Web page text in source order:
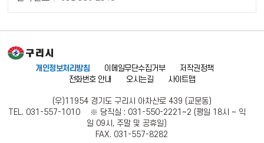
개인정보처리방침 이메일무단수집거부
저작권정책
전화번호 안내
오시는길 사이트맵
(우)11954 경기도 구리시 아차산로 439 (교문동)
TEL. 031-557-1010 ※ 당직실 : 031-550-2221~2 (평일 18시 ~ 익
일 09시, 주말 및 공휴일)
FAX. 031-557-8282